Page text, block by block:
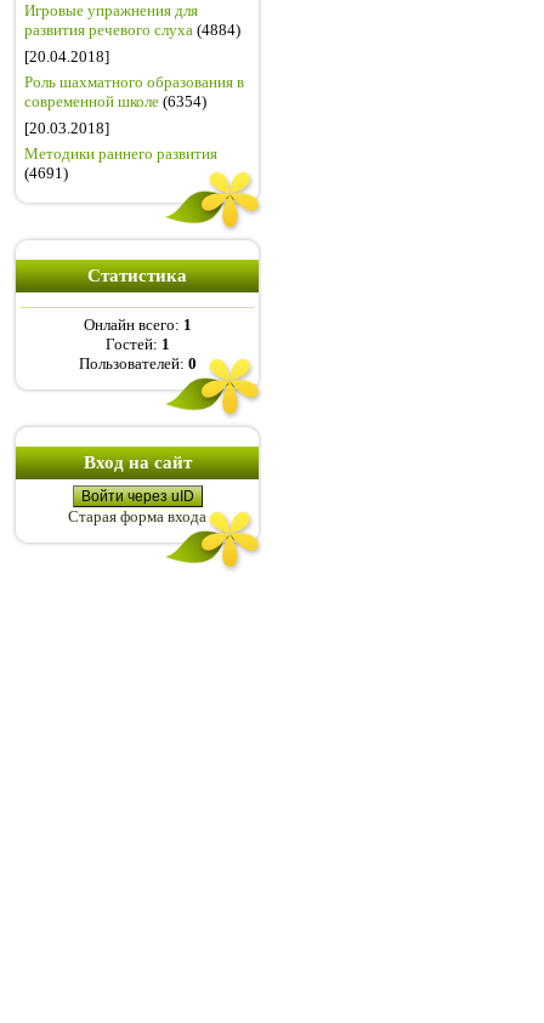
Игровые упражнения для
развития речевого слуха (4884)
[20.04.2018]
Роль шахматного образования в
современной школе (6354)
[20.03.2018]
Методики раннего развития
(4691)
Статистика
Онлайн всего: 1
Гостей: 1
Пользователей: 0
Вход на сайт
Войти через uID
Старая форма входа